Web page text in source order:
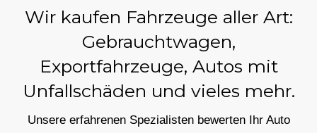
Wir kaufen Fahrzeuge aller Art:
Gebrauchtwagen,
Exportfahrzeuge, Autos mit
Unfallschäden und vieles mehr.
Unsere erfahrenen Spezialisten bewerten Ihr Auto